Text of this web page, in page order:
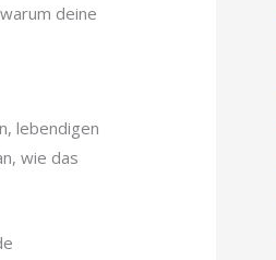
deine
lebendigen
wie das